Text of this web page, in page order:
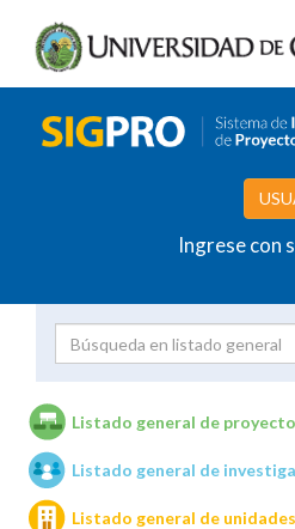
Ingrese con
Unidades de
Listado general de
Listado general de
Listado general de